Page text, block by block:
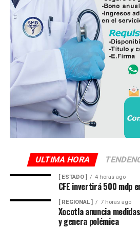
ULTIMA HORA
[ ESTADO ] 4 horas ago
CFE invertirá 500 mdp
[ REGIONAL ] 7 horas ago
Xocotla anuncia
y genera polémica